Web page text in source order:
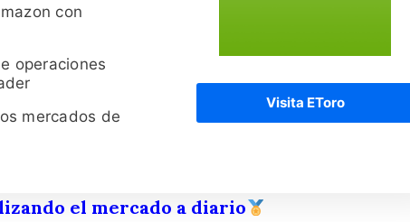
con
operaciones
mercados de
Visita EToro
el mercado a diario